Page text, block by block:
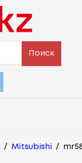
Поиск
/ Mitsubishi /